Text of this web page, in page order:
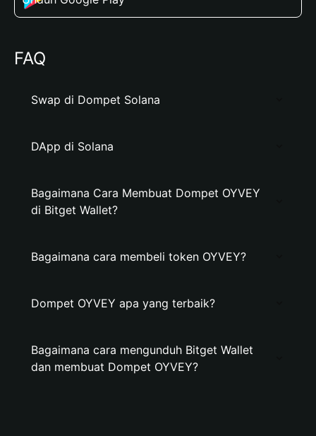
FAQ
Swap di Dompet Solana
DApp di Solana
Bagaimana Cara Membuat Dompet OYVEY
di Bitget Wallet?
Bagaimana cara membeli token OYVEY?
Dompet OYVEY apa yang terbaik?
Bagaimana cara mengunduh Bitget Wallet
dan membuat Dompet OYVEY?